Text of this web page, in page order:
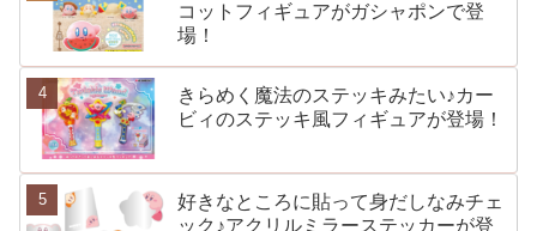
コットフィギュアがガシャポンで登
場！
きらめく魔法のステッキみたい♪カー
ビィのステッキ風フィギュアが登場！
好きなところに貼って身だしなみチェ
ック♪アクリルミラーステッカーが登